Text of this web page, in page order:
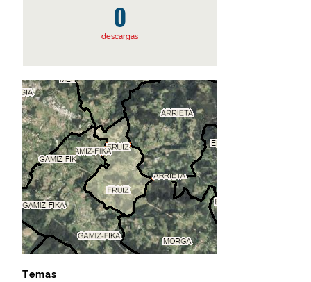
0
descargas
Temas